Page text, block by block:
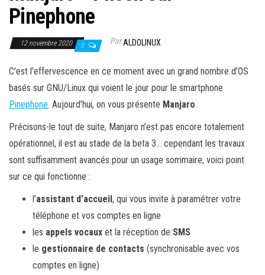
Pinephone
12 novembre 2020 0 ParALDOLINUX
C’est l’effervescence en ce moment avec un grand nombre d’OS
basés sur GNU/Linux qui voient le jour pour le smartphone
Pinephone. Aujourd’hui, on vous présente Manjaro.
Précisons-le tout de suite, Manjaro n’est pas encore totalement
opérationnel, il est au stade de la beta 3… cependant les travaux
sont suffisamment avancés pour un usage sommaire, voici point
sur ce qui fonctionne :
l’assistant d’accueil, qui vous invite à paramétrer votre
téléphone et vos comptes en ligne
les appels vocaux et la réception de SMS
le gestionnaire de contacts (synchronisable avec vos
comptes en ligne)